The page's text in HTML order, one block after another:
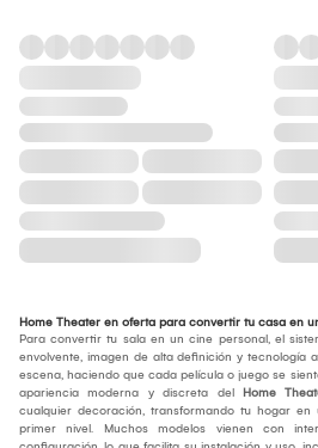
Home Theater en oferta para convertir tu casa en
Para convertir tu sala en un cine personal, el
envolvente, imagen de alta definición y tecnología
escena, haciendo que cada película o juego se
apariencia moderna y discreta del Home
cualquier decoración, transformando tu hogar
primer nivel. Muchos modelos vienen con